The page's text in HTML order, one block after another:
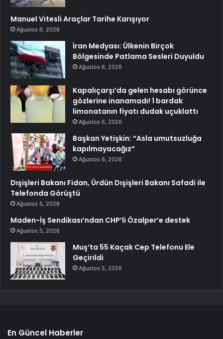
Manuel Vitesli Araçlar Tarihe Karışıyor
Ağustos 6, 2026
İran Medyası: Ülkenin Birçok
Bölgesinde Patlama Sesleri Duyuldu
Ağustos 6, 2026
Kapalıçarşı’da gelen hesabı görünce
gözlerine inanamadı! 1 bardak
limonatanın fiyatı dudak uçuklattı
Ağustos 6, 2026
Başkan Yetişkin: “Asla umutsuzluğa
kapılmayacağız”
Ağustos 6, 2026
Dışişleri Bakanı Fidan, Ürdün Dışişleri Bakanı Safadi ile
Telefonda Görüştü
Ağustos 5, 2026
Maden-İş Sendikası’ndan CHP’li Özalper’e destek
Ağustos 5, 2026
Muş’ta 55 Kaçak Cep Telefonu Ele
Geçirildi
Ağustos 5, 2026
En Güncel Haberler